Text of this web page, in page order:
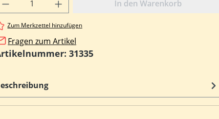
In den Warenkorb
Zum Merkzettel hinzufügen
Fragen zum Artikel
31335